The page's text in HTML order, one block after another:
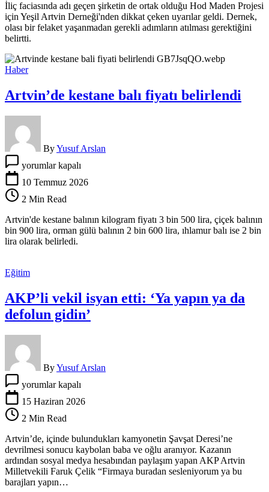
uyarı:
“Büyük
bir
heyelan
yaşanmadan
önlem
alınmalı”
İliç faciasında adı geçen şirketin de ortak olduğu Hod Maden Projesi
için Yeşil Artvin Derneği'nden dikkat çeken uyarılar geldi. Dernek,
olası bir felaket yaşanmadan gerekli adımların atılması gerektiğini
belirtti.
Haber
Artvin’de kestane balı fiyatı belirlendi
ByYusuf Arslan
kestane
balı
belirlendi
yorumlar kapalı
10 Temmuz 2026
2 Min Read
Artvin'de kestane balının kilogram fiyatı 3 bin 500 lira, çiçek balının
bin 900 lira, orman gülü balının 2 bin 600 lira, ıhlamur balı ise 2 bin
lira olarak belirledi.
Eğitim
AKP’li vekil isyan etti: ‘Ya yapın ya da
defolun gidin’
ByYusuf Arslan
vekil
isyan
‘Ya
ya
da
defolun
gidin’
için
yorumlar kapalı
15 Haziran 2026
2 Min Read
Artvin’de, içinde bulundukları kamyonetin Şavşat Deresi’ne
devrilmesi sonucu kaybolan baba ve oğlu aranıyor. Kazanın
ardından sosyal medya hesabından paylaşım yapan AKP Artvin
Milletvekili Faruk Çelik “Firmaya buradan sesleniyorum ya bu
barajları yapın…